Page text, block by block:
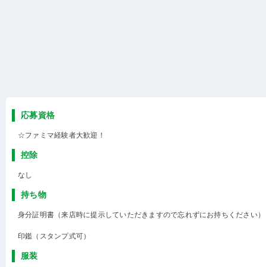
応募資格
☆ファミマ経験者大歓迎！
控除
なし
持ち物
身分証明書（来店時に提示していただきますので忘れずにお持ちください）
印鑑（スタンプ式可）
服装